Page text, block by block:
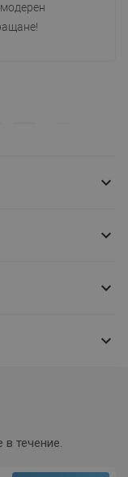




в течение.